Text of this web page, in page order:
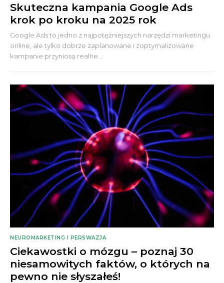
Skuteczna kampania Google Ads
krok po kroku na 2025 rok
Google Ads to jedno z najpotężniejszych narzędzi marketingu
online, ale tylko dobrze zaplanowane i zoptymalizowane
kampanie przyniosą realne...
NEUROMARKETING I PERSWAZJA
Ciekawostki o mózgu – poznaj 30
niesamowitych faktów, o których na
pewno nie słyszałeś!